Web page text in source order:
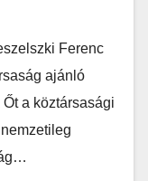
Ferenc
ajánló
a köztársasági